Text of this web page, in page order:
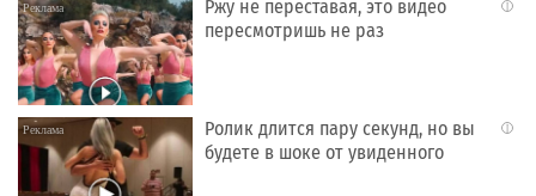
i
Ржу не переставая, это видео
пересмотришь не раз
i
Ролик длится пару секунд, но вы
будете в шоке от увиденного